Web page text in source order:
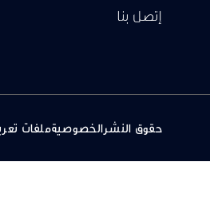
إتصل بنا
حقوق النشرالخصوصيةملفات